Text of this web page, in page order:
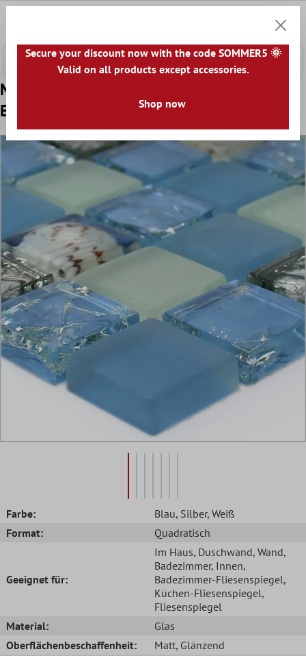
Muster von Glas Muschel Mosaikfliesen
Byron Blau Mix
Farbe: Blau, Silber, Weiß
Format:
Quadratisch
Geeignet für:
Im Haus, Duschwand, Wand,
Badezimmer, Innen,
Badezimmer-Fliesenspiegel,
Küchen-Fliesenspiegel,
Fliesenspiegel
Material:
Glas
Oberflächenbeschaffenheit:
Matt, Glänzend
Secure your discount now with the code SOMMER5 🌞
Valid on all products except accessories.
Shop now